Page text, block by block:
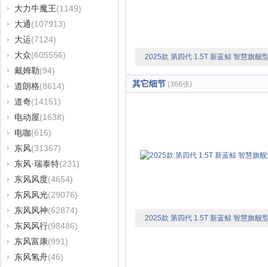
大力牛魔王(1149)
大通(107913)
大运(7124)
大众(605556)
戴姆勒(94)
道朗格(8614)
道奇(14151)
电动屋(1638)
电咖(616)
东风(31367)
东风·瑞泰特(231)
东风风度(4654)
东风风光(29076)
东风风神(62874)
东风风行(98486)
东风富康(991)
东风氢舟(46)
2025款 第四代 1.5T 新蓝鲸 智慧旗舰
其它细节 (366张)
2025款 第四代 1.5T 新蓝鲸 智慧旗舰